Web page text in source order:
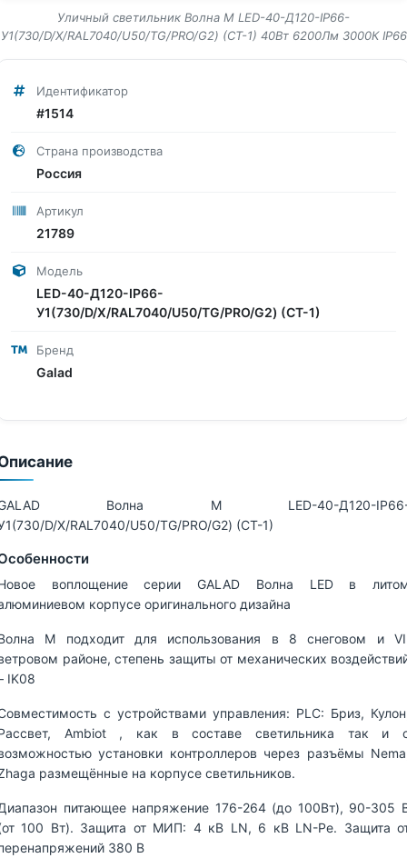
Уличный светильник Волна M LED-40-Д120-IP66-
У1(730/D/X/RAL7040/U50/TG/PRO/G2) (СТ-1) 40Вт 6200Лм 3000К IP66
Идентификатор
#1514
Страна производства
Россия
Артикул
21789
Модель
LED-40-Д120-IP66-
У1(730/D/X/RAL7040/U50/TG/PRO/G2) (СТ-1)
Бренд
Galad
Волна M LED-40-Д120-
D/X/RAL7040/U50/TG/PRO/G2) (СТ-1)
воплощение серии GALAD Волна LED в
корпусе оригинального дизайна
M подходит для использования в 8 снеговом и
районе, степень защиты от механических
IK08
с устройствами управления: PLC: Бриз,
Ambiot , как в составе светильника так и
установки контроллеров через разъёмы
размещённые на корпусе светильников.
питающее напряжение 176-264 (до 100Вт), 90-305
100 Вт). Защита от МИП: 4 кВ LN, 6 кВ LN-Pe. Защита
380 В